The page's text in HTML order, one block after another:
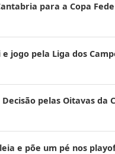
para a Copa
jogo pela Liga dos
pelas Oitavas da
e põe um pé nos